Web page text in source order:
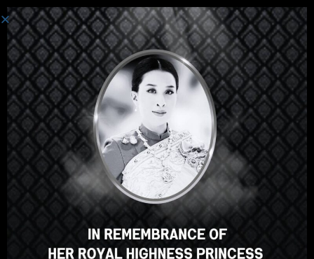
Đăng Nhập
Hey there, great course, right?
Do you like this course?
ENROLL COURSE
Select your language